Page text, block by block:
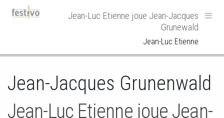
HoofdnavigatieJean-Luc Etienne joue Jean-Jacques
Grunewald
Jean-Luc Etienne
Jean-Jacques Grunenwald
Jean-Luc Etienne joue Jean-